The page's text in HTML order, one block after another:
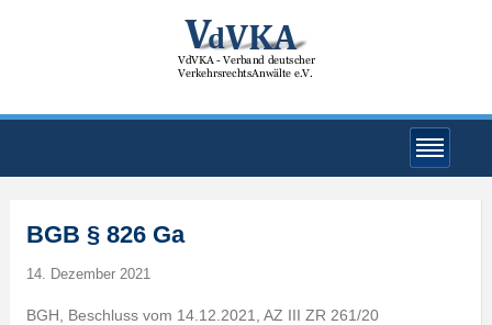
BGB § 826 Ga
14. Dezember 2021
BGH, Beschluss vom 14.12.2021, AZ III ZR 261/20